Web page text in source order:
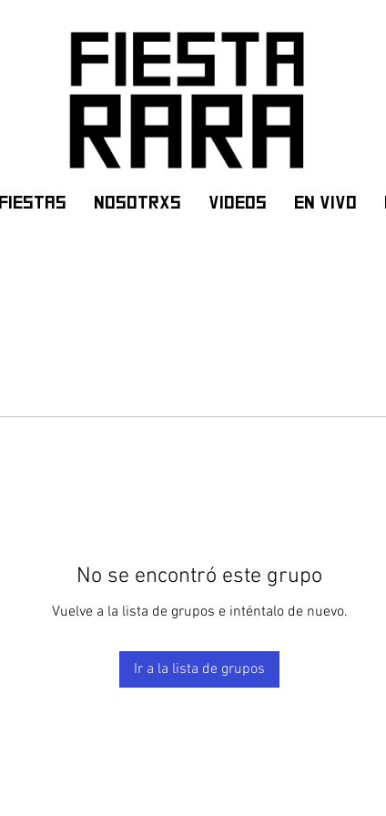
FIESTAS NOSOTRXS VIDEOS EN VIVO
No se encontró este grupo
Vuelve a la lista de grupos e inténtalo de nuevo.
Ir a la lista de grupos